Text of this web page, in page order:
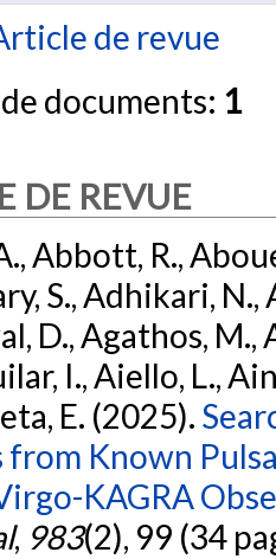
de revue
documents: 1
DE REVUE
Abbott, R.,
S., Adhikari, N.,
D., Agathos, M.,
I., Aiello, L.,
E. (2025).
from Known
KAGRA
, 983(2), 99 (34